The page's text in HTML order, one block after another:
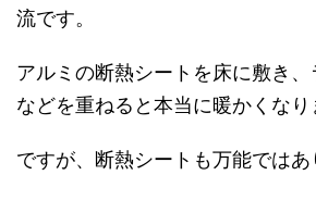
流です。
アルミの断熱シートを床に敷き
などを重ねると本当に暖かくなり
ですが、断熱シートも万能ではあ